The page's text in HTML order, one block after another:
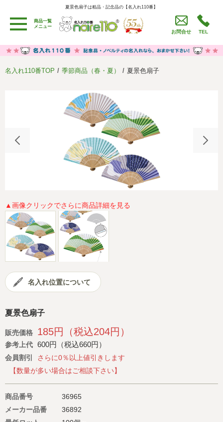
夏景色扇子は粗品・記念品の【名入れ110番】夏景色扇子は粗品・記念品の【名入れ110番】
商品一覧
メニュー
お問合せ TEL
用途別カテゴリ
卒園・卒業記念品
労働組合・設立記念・周年記念
うちわ・扇子・ファン
イベント・パーティーグッズ
セール品グッズ
名入れについて
特定商取引法に基づく表記
プライバシーポリシー
よくある質問 採用情報
会社概要
名入れ110番TOP 季節商品（春・夏） 夏景色扇子
▲画像クリックでさらに商品詳細を見る
名入れ位置について
夏景色扇子
販売価格 185円（税込204円）
参考上代 600円（税込660円）
会員割引
さらに0％以上値引きします
【数量が多い場合はご相談下さい】
商品番号
36965
メーカー品番
36892